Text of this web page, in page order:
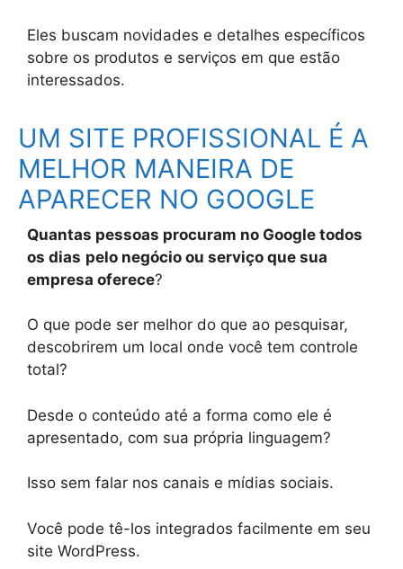
Eles buscam novidades e detalhes específicos
sobre os produtos e serviços em que estão
interessados.
UM SITE PROFISSIONAL É A
MELHOR MANEIRA DE
APARECER NO GOOGLE
Quantas pessoas procuram no Google todos
os dias pelo negócio ou serviço que sua
empresa oferece?
O que pode ser melhor do que ao pesquisar,
descobrirem um local onde você tem controle
total?
Desde o conteúdo até a forma como ele é
apresentado, com sua própria linguagem?
Isso sem falar nos canais e mídias sociais.
Você pode tê-los integrados facilmente em seu
site WordPress.